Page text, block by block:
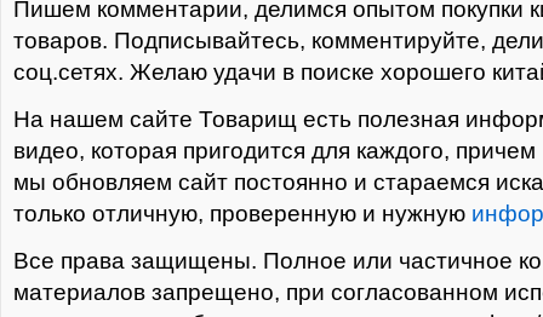
Пишем комментарии, делимся опытом покупки
товаров. Подписывайтесь, комментируйте,
соц.сетях. Желаю удачи в поиске хорошего
На нашем сайте Товарищ есть полезная
видео, которая пригодится для каждого,
мы обновляем сайт постоянно и стараемся
только отличную, проверенную и нужную
Все права защищены. Полное или частичное
материалов запрещено, при согласованном